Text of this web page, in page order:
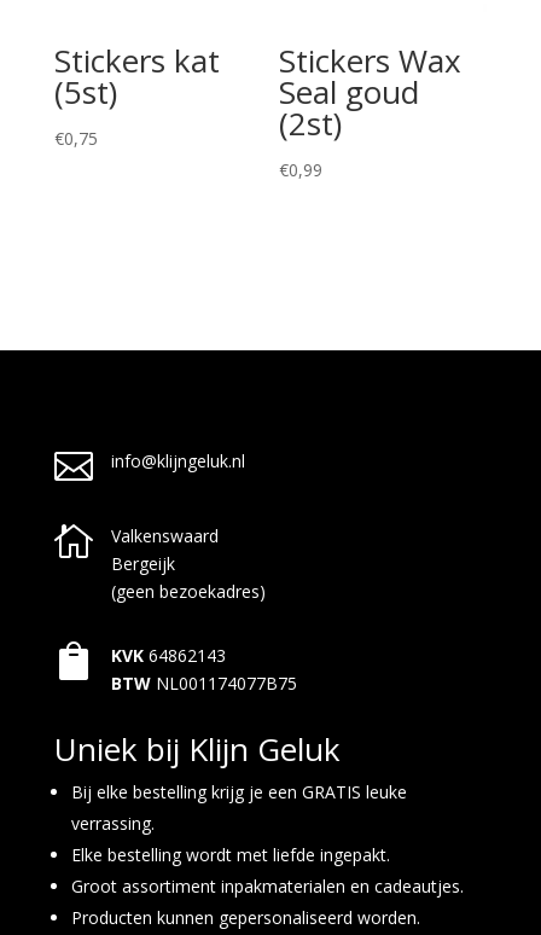
Stickers kat
(5st)
€0,75
Stickers Wax
Seal goud
(2st)
€0,99
 info@klijngeluk.nl

Valkenswaard
Bergeijk
(geen bezoekadres)
 KVK 64862143
BTW NL001174077B75
Uniek bij Klijn Geluk
Bij elke bestelling krijg je een GRATIS leuke
verrassing.
Elke bestelling wordt met liefde ingepakt.
Groot assortiment inpakmaterialen en cadeautjes.
Producten kunnen gepersonaliseerd worden.